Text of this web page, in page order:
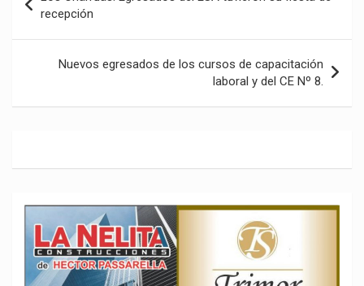
de
entradas
recepción
Nuevos egresados de los cursos de capacitación
laboral y del CE Nº 8.